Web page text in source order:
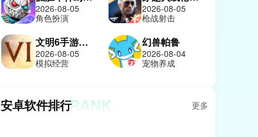
2026-08-05
角色扮演
2026-08-05
枪战射击
文明6手游中文版
2026-08-05
模拟经营
幻兽帕鲁
2026-08-04
宠物养成
安卓软件排行RANK 更多